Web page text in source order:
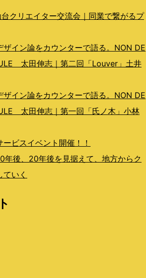
台クリエイター交流会｜同業で繋がるプ
ザイン論をカウンターで語る。NON DE
太田伸志｜第二回「Louver」土井
ザイン論をカウンターで語る。NON DE
太田伸志｜第一回「氏ノ木」小林
ビスイベント開催！！
年後、20年後を見据えて、地方からク
いく